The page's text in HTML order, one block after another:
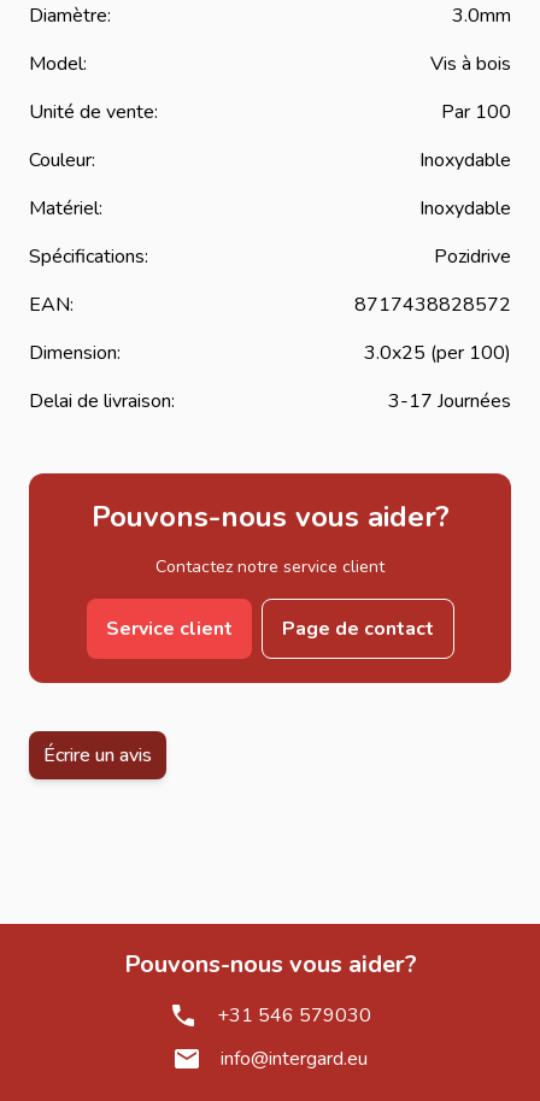
Diamètre : 3.0 mm
Longueur : 25 mm
Couleur : Inox
Type d’empreinte : Pozidrive
Utilisation : menuiserie, assemblages bois, fixation légère
Bonne tenue mécanique
Vissage rapide et précis
Applications
Ces vis inox sont adaptées à de nombreux usages :
Petites structures bois
Travaux de bricolage
Rénovation intérieure et extérieure
Avantages des vis à bois inox
L’acier inoxydable offre une excellente protection contre
L’empreinte Pozidrive améliore la stabilité du vissage et
réduit les risques de dérapage de l’embout.
Panneaux bois techniques
Marquer les points de fixation.
Diamètre:
3.0mm
Model:
Vis à bois
Unité de vente:
Par 100
Couleur:
Inoxydable
Matériel:
Inoxydable
Spécifications:
Pozidrive
EAN:
8717438828572
Dimension:
3.0x25 (per 100)
Delai de livraison:
3-17 Journées
Pouvons-nous vous aider?
Contactez notre service client
Service client Page de contact
Écrire un avis
Pouvons-nous vous aider?
+31 546 579030
info@intergard.eu